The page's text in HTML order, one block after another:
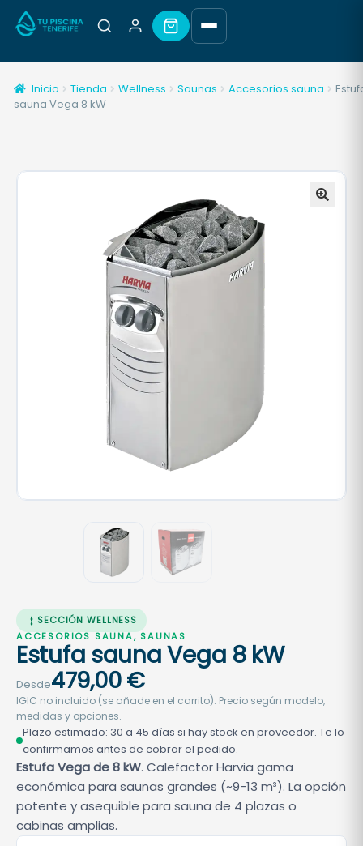
Inicio Tienda Wellness Saunas Accesorios sauna
sauna Vega 8 kW
SECCIÓN WELLNESS
ACCESORIOS SAUNA, SAUNAS
Estufa sauna Vega 8 kW
Desde479,00€
IGIC no incluido (se añade en el carrito). Precio según modelo,
medidas y opciones.
Plazo estimado: 30 a 45 días si hay stock en proveedor. Te lo
confirmamos antes de cobrar el pedido.
Estufa Vega de 8 kW. Calefactor Harvia gama
económica para saunas grandes (~9-13 m³). La opción
potente y asequible para sauna de 4 plazas o
cabinas amplias.